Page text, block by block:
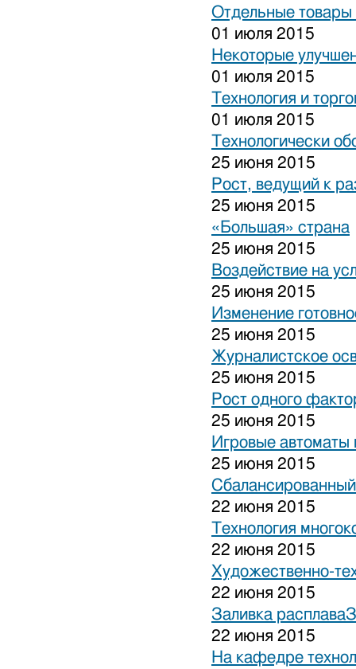
Отдельные товары
01 июля 2015
Некоторые
01 июля 2015
Технология и
01 июля 2015
Технологически
25 июня 2015
Рост, ведущий к
25 июня 2015
«Большая» страна
25 июня 2015
Воздействие на
25 июня 2015
Изменение
25 июня 2015
Журналистское
25 июня 2015
Рост одного
25 июня 2015
Игровые
25 июня 2015
22 июня 2015
Технология
22 июня 2015
Художественно-
22 июня 2015
Заливка
22 июня 2015
На кафедре